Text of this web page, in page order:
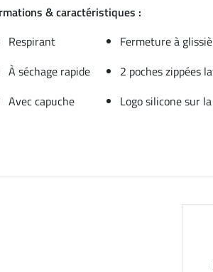
& caractéristiques :
Respirant
Fermeture à
À séchage rapide
2 poches zippées
Avec capuche
Logo silicone sur